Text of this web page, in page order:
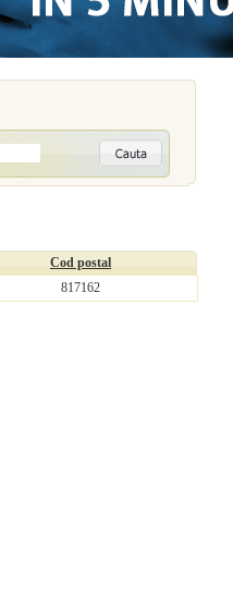
Cod postal
817162